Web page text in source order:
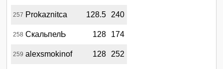
257 Prokaznitca 128.5 240
258 СкальпелЬ 128 174
259 alexsmokinof 128 252